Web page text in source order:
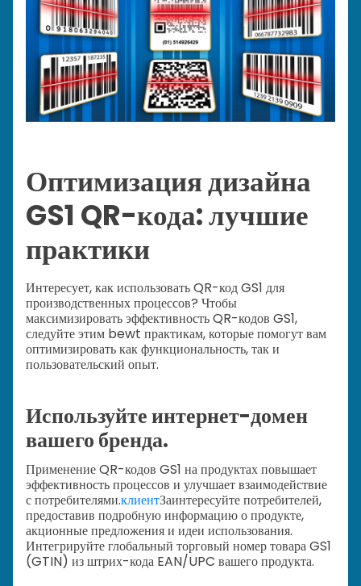
Оптимизация дизайна
GS1 QR-кода: лучшие
практики
Интересует, как использовать QR-код GS1 для
производственных процессов? Чтобы
максимизировать эффективность QR-кодов GS1,
следуйте этим bewt практикам, которые помогут вам
оптимизировать как функциональность, так и
пользовательский опыт.
Используйте интернет-домен
вашего бренда.
Применение QR-кодов GS1 на продуктах повышает
эффективность процессов и улучшает взаимодействие
с потребителями.клиентЗаинтересуйте потребителей,
предоставив подробную информацию о продукте,
акционные предложения и идеи использования.
Интегрируйте глобальный торговый номер товара GS1
(GTIN) из штрих-кода EAN/UPC вашего продукта.